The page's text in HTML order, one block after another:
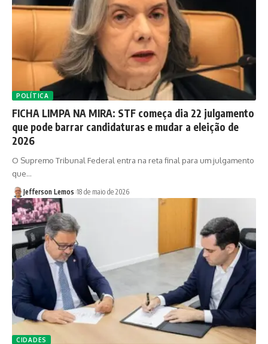
POLÍTICA
FICHA LIMPA NA MIRA: STF começa dia 22 julgamento
que pode barrar candidaturas e mudar a eleição de
2026
O Supremo Tribunal Federal entra na reta final para um julgamento
que…
Jefferson Lemos 18 de maio de 2026
CIDADES